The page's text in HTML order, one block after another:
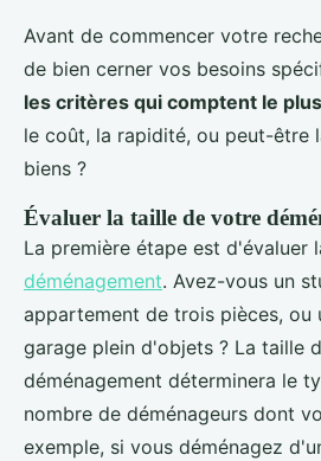
Avant de commencer votre
de bien cerner vos besoins
les critères qui comptent le
le coût, la rapidité, ou peut-être
biens ?
Évaluer la taille de votre
La première étape est d'évaluer
déménagement. Avez-vous un
appartement de trois pièces, ou
garage plein d'objets ? La taille
déménagement déterminera le
nombre de déménageurs dont
exemple, si vous déménagez